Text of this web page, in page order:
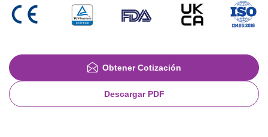
Obtener Cotización
Descargar PDF